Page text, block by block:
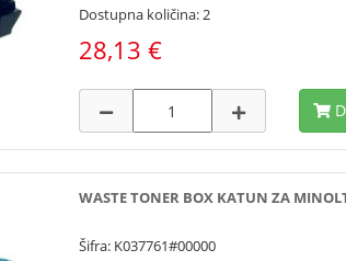
Dostupna količina: 2
28,13 €
WASTE TONER BOX KATUN ZA
Šifra: K037761#00000